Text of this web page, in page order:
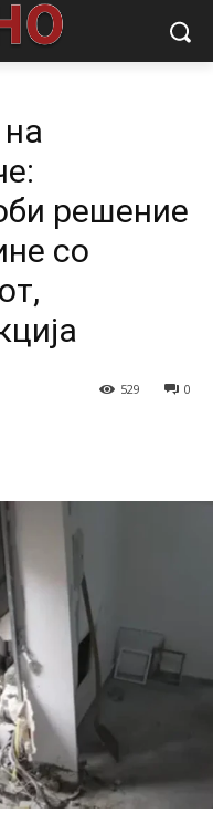
во Ѓорче:
решение
со
0
529